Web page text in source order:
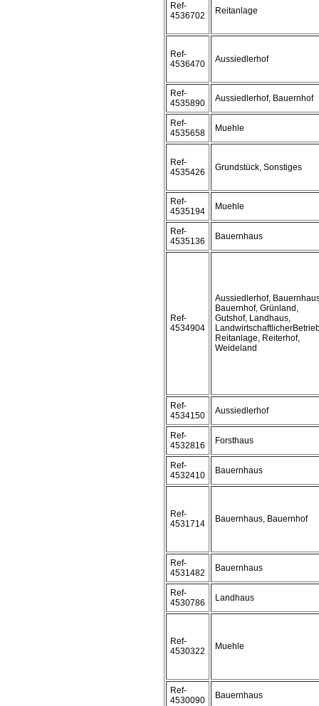
Ref-
4536702
Reitanlage
Ref-
4536470
Aussiedlerhof
Ref-
4535890
Aussiedlerhof, Bauernhof
Ref-
4535658
Muehle
Ref-
4535426
Grundstück, Sonstiges
Ref-
4535194
Muehle
Ref-
4535136
Bauernhaus
Ref-
4534904
Aussiedlerhof,
Bauernhof, Grünland,
Gutshof, Landhaus,
Reitanlage, Reiterhof,
Weideland
Ref-
4534150
Aussiedlerhof
Ref-
4532816
Forsthaus
Ref-
4532410
Bauernhaus
Ref-
4531714
Bauernhaus, Bauernhof
Ref-
4531482
Bauernhaus
Ref-
4530786
Landhaus
Ref-
4530322
Muehle
Ref-
4530090
Bauernhaus